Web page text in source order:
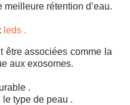
meilleure rétention d’eau.
leds .
être associées comme la
aux exosomes.
.
type de peau .